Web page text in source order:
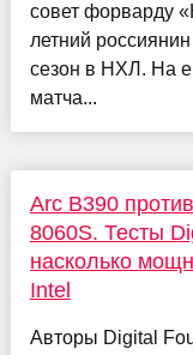
совет форварду
летний
сезон в НХЛ. На
матча...
Arc B390
8060S. Тесты
насколько
Intel
Авторы Digital